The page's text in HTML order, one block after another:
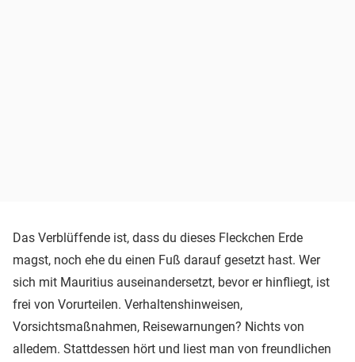
Das Verblüffende ist, dass du dieses Fleckchen Erde
magst, noch ehe du einen Fuß darauf gesetzt hast. Wer
sich mit Mauritius auseinandersetzt, bevor er hinfliegt, ist
frei von Vorurteilen. Verhaltenshinweisen,
Vorsichtsmaßnahmen, Reisewarnungen? Nichts von
alledem. Stattdessen hört und liest man von freundlichen